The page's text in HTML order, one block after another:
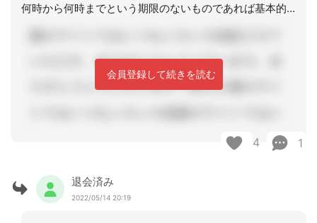
何時から何時までという期限のないものであれば基本的には有効だと思います。ただ、状
会員登録して続きを読む
4 1
退会済み
2022/05/14 20:19